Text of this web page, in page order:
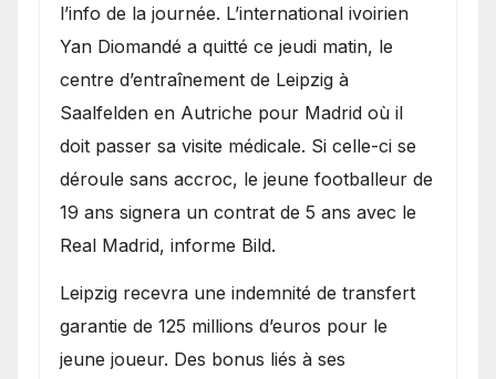
l’info de la journée. L’international ivoirien
Yan Diomandé a quitté ce jeudi matin, le
centre d’entraînement de Leipzig à
Saalfelden en Autriche pour Madrid où il
doit passer sa visite médicale. Si celle-ci se
déroule sans accroc, le jeune footballeur de
19 ans signera un contrat de 5 ans avec le
Real Madrid, informe Bild.
Leipzig recevra une indemnité de transfert
garantie de 125 millions d’euros pour le
jeune joueur. Des bonus liés à ses